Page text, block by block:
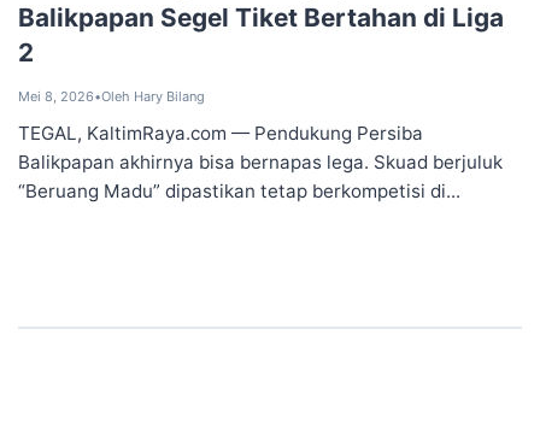
Balikpapan Segel Tiket Bertahan di Liga
2
Mei 8, 2026•Oleh Hary Bilang
TEGAL, KaltimRaya.com — Pendukung Persiba
Balikpapan akhirnya bisa bernapas lega. Skuad berjuluk
“Beruang Madu” dipastikan tetap berkompetisi di...